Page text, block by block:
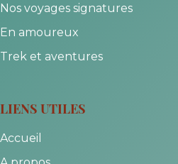
Nos voyages signatures
En amoureux
Trek et aventures
LIENS UTILES
Accueil